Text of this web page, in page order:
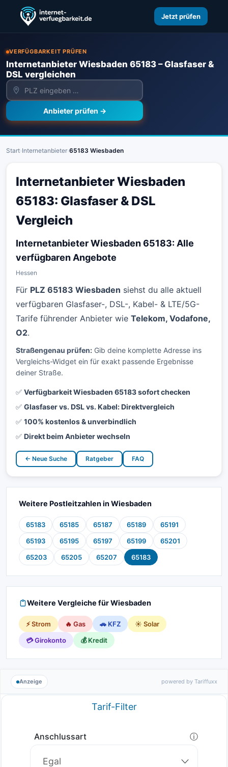
Jetzt prüfen
VERFÜGBARKEIT PRÜFEN
Internetanbieter Wiesbaden 65183 – Glasfaser &
DSL vergleichen
Anbieter prüfen →
Start›Internetanbieter›65183 Wiesbaden
Internetanbieter Wiesbaden
65183: Glasfaser & DSL
Vergleich
Internetanbieter Wiesbaden 65183: Alle
verfügbaren Angebote
Hessen
Für PLZ 65183 Wiesbaden siehst du alle aktuell
verfügbaren Glasfaser-, DSL-, Kabel- & LTE/5G-
Tarife führender Anbieter wie Telekom, Vodafone,
O2.
Straßengenau prüfen: Gib deine komplette Adresse ins
Vergleichs-Widget ein für exakt passende Ergebnisse
deiner Straße.
✅ Verfügbarkeit Wiesbaden 65183 sofort checken
✅ Glasfaser vs. DSL vs. Kabel: Direktvergleich
✅ 100% kostenlos & unverbindlich
✅ Direkt beim Anbieter wechseln
← Neue Suche Ratgeber FAQ
Weitere Postleitzahlen in Wiesbaden
65183 65185 65187 65189
65191
65193
65195 65197 65199
65201
65203
65205 65207 65183
Weitere Vergleiche für Wiesbaden
⚡ Strom 🔥 Gas 🚗 KFZ
☀️ Solar
💳 Girokonto
💰 Kredit
Anzeige powered by Tariffuxx